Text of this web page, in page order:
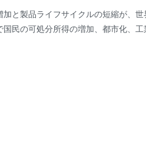
加と製品ライフサイクルの短縮が、
国民の可処分所得の増加、都市化、